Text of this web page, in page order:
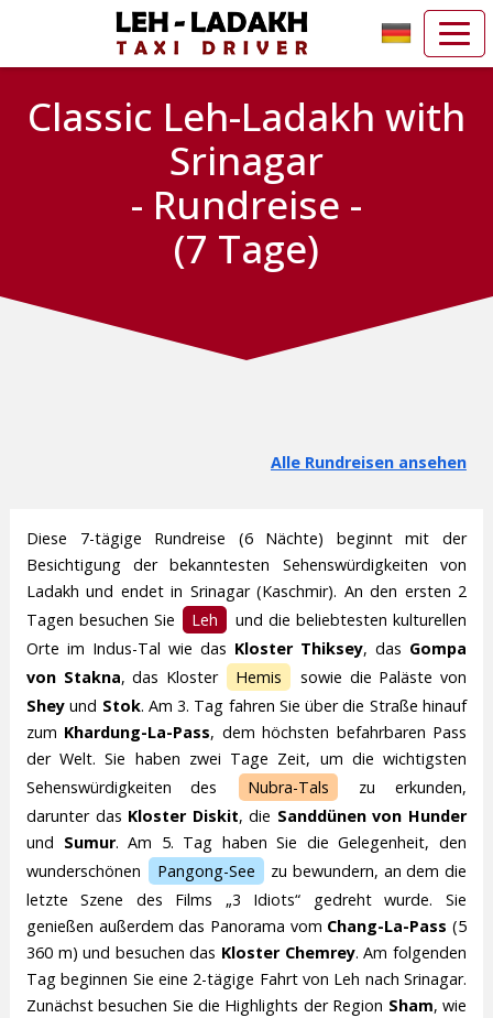
Classic Leh-Ladakh with
Srinagar
- Rundreise -
(7 Tage)
Alle Rundreisen ansehen
Diese 7-tägige Rundreise (6 Nächte) beginnt mit der
Besichtigung der bekanntesten Sehenswürdigkeiten von
Ladakh und endet in Srinagar (Kaschmir). An den ersten 2
Tagen besuchen Sie
Leh
und die beliebtesten kulturellen
Orte im Indus-Tal wie das Kloster Thiksey, das Gompa
von Stakna, das Kloster Hemis
sowie die Paläste von
Sheyund Stok. Am 3. Tag fahren Sie über die Straße hinauf
zum Khardung-La-Pass, dem höchsten befahrbaren Pass
der Welt. Sie haben zwei Tage Zeit, um die wichtigsten
Sehenswürdigkeiten des
Nubra-Tals
zu erkunden,
darunter das Kloster Diskit, die Sanddünen von Hunder
und Sumur. Am 5. Tag haben Sie die Gelegenheit, den
wunderschönen
Pangong-See
zu bewundern, an dem die
letzte Szene des Films „3 Idiots“ gedreht wurde. Sie
genießen außerdem das Panorama vom Chang-La-Pass (5
360 m) und besuchen das Kloster Chemrey. Am folgenden
Tag beginnen Sie eine 2-tägige Fahrt von Leh nach Srinagar.
Zunächst besuchen Sie die Highlights der Region Sham, wie